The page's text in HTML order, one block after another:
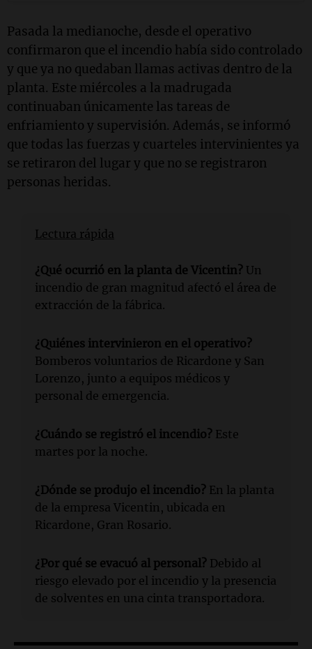
Pasada la medianoche, desde el operativo
confirmaron que el incendio había sido controlado
y que ya no quedaban llamas activas dentro de la
planta. Este miércoles a la madrugada
continuaban únicamente las tareas de
enfriamiento y supervisión. Además, se informó
que todas las fuerzas y cuarteles intervinientes ya
se retiraron del lugar y que no se registraron
personas heridas.
Lectura rápida
¿Qué ocurrió en la planta de Vicentin? Un
incendio de gran magnitud afectó el área de
extracción de la fábrica.
¿Quiénes intervinieron en el operativo?
Bomberos voluntarios de Ricardone y San
Lorenzo, junto a equipos médicos y
personal de emergencia.
¿Cuándo se registró el incendio? Este
martes por la noche.
¿Dónde se produjo el incendio? En la planta
de la empresa Vicentin, ubicada en
Ricardone, Gran Rosario.
¿Por qué se evacuó al personal? Debido al
riesgo elevado por el incendio y la presencia
de solventes en una cinta transportadora.